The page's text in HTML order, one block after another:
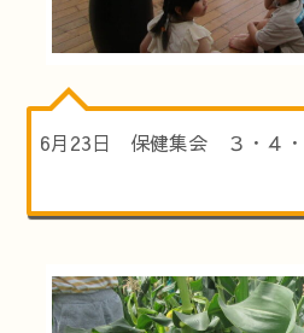
6月23日 保健集会 ３・４